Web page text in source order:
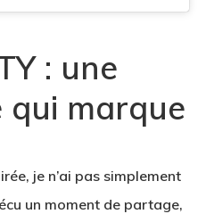
: une
qui marque
je n’ai pas simplement
un moment de partage,